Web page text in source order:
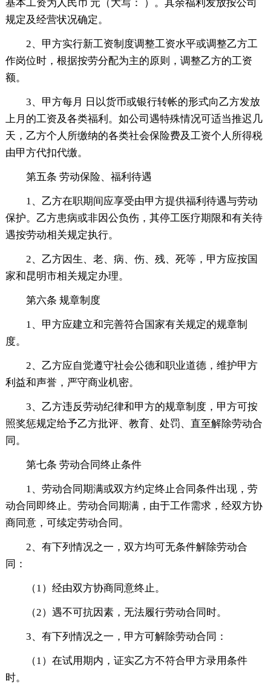
基本工资为人民币 元（大写： ）。其余福利发放按公司
规定及经营状况确定。
2、甲方实行新工资制度调整工资水平或调整乙方工
作岗位时，根据按劳分配为主的原则，调整乙方的工资
额。
3、甲方每月 日以货币或银行转帐的形式向乙方发放
上月的工资及各类福利。如公司遇特殊情况可适当推迟几
天，乙方个人所缴纳的各类社会保险费及工资个人所得税
由甲方代扣代缴。
第五条 劳动保险、福利待遇
1、乙方在职期间应享受由甲方提供福利待遇与劳动
保护。乙方患病或非因公负伤，其停工医疗期限和有关待
遇按劳动相关规定执行。
2、乙方因生、老、病、伤、残、死等，甲方应按国
家和昆明市相关规定办理。
第六条 规章制度
1、甲方应建立和完善符合国家有关规定的规章制
度。
2、乙方应自觉遵守社会公德和职业道德，维护甲方
利益和声誉，严守商业机密。
3、乙方违反劳动纪律和甲方的规章制度，甲方可按
照奖惩规定给予乙方批评、教育、处罚、直至解除劳动合
同。
第七条 劳动合同终止条件
1、劳动合同期满或双方约定终止合同条件出现，劳
动合同即终止。劳动合同期满，由于工作需求，经双方协
商同意，可续定劳动合同。
2、有下列情况之一，双方均可无条件解除劳动合
同：
（1）经由双方协商同意终止。
（2）遇不可抗因素，无法履行劳动合同时。
3、有下列情况之一，甲方可解除劳动合同：
（1）在试用期内，证实乙方不符合甲方录用条件
时。